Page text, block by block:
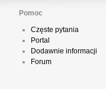
Dance!
Pomoc
Częste pytania
Portal
Dodawnie informacji
Forum